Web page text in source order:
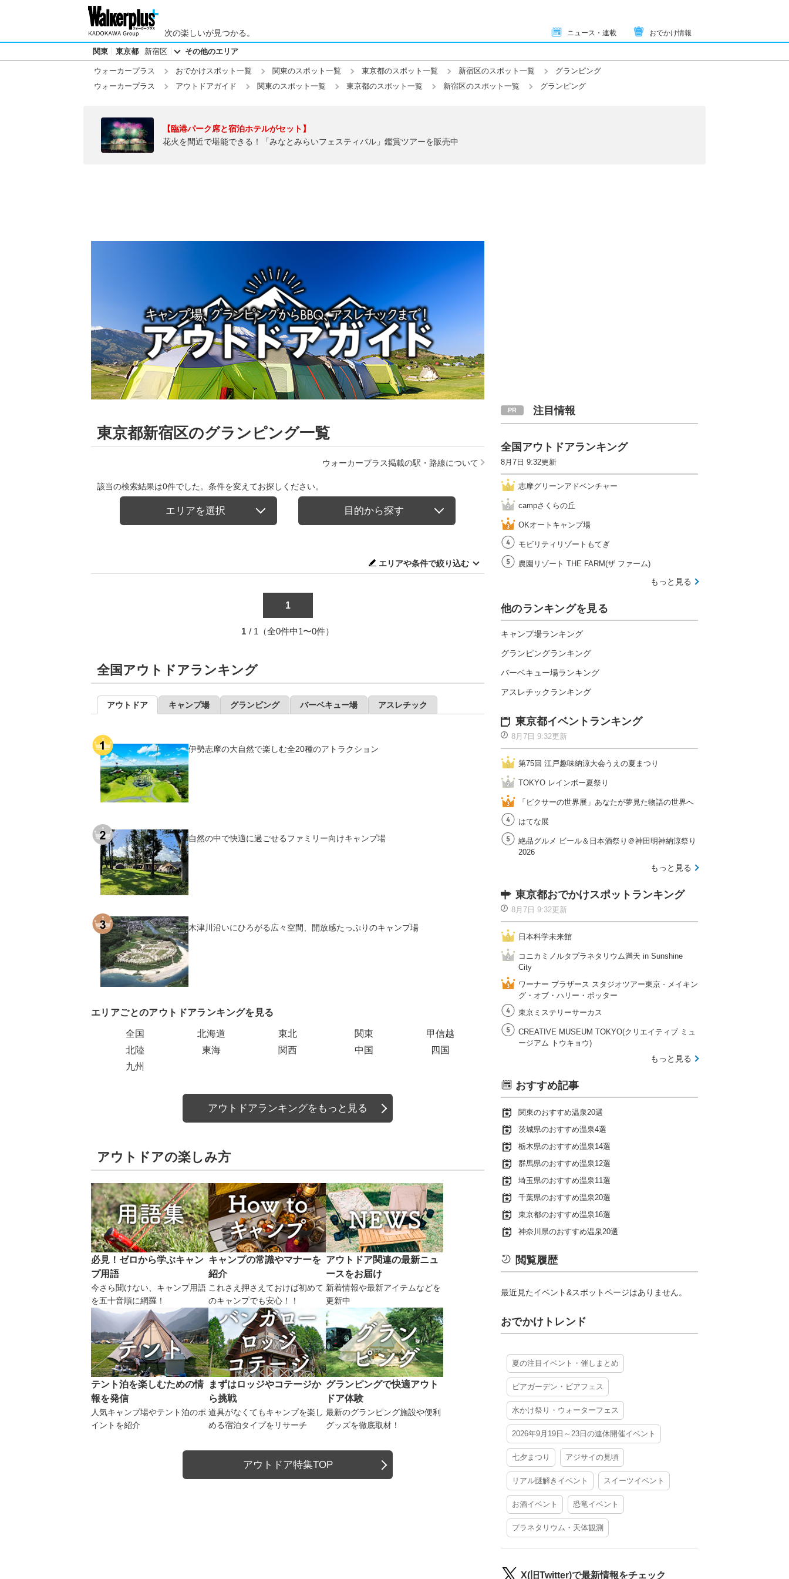
次の楽しいが見つかる。 ニュース・連載 おでかけ情報
関東 東京都 新宿区 その他のエリア
ウォーカープラス おでかけスポット一覧 関東のスポット一覧 東京都のスポット一覧 新宿区のスポット一覧
グランピング
ウォーカープラス
アウトドアガイド 関東のスポット一覧 東京都のスポット一覧 新宿区のスポット一覧 グランピング
【臨港パーク席と宿泊ホテルがセット】
花火を間近で堪能できる！「みなとみらいフェスティバル」鑑賞ツアーを販売中
東京都新宿区のグランピング一覧
ウォーカープラス掲載の駅・路線について
該当の検索結果は0件でした。条件を変えてお探しください。
エリアを選択 目的から探す
エリアや条件で絞り込む
1
1 / 1（全0件中1〜0件）
全国アウトドアランキング
アウトドア キャンプ場 グランピング バーベキュー場 アスレチック
伊勢志摩の大自然で楽しむ全20種のアトラクション
自然の中で快適に過ごせるファミリー向けキャンプ場
木津川沿いにひろがる広々空間、開放感たっぷりのキャンプ場
エリアごとのアウトドアランキングを見る
全国 北海道 東北 関東
甲信越
北陸
東海 関西 中国
四国
九州
アウトドアランキングをもっと見る
伊勢志摩の大自然で楽しむ全20種のアトラクション
自然の中で快適に過ごせるファミリー向けキャンプ場
エリアごとのキャンプ場ランキングを見る
全国 北海道 東北
キャンプ場ランキングをもっと見る
アウトドアの楽しみ方
必見！ゼロから学ぶキャン
プ用語
今さら聞けない、キャンプ用語
を五十音順に網羅！
キャンプの常識やマナーを
紹介
これさえ押さえておけば初めて
のキャンプでも安心！！
アウトドア関連の最新ニュ
ースをお届け
新着情報や最新アイテムなどを
更新中
テント泊を楽しむための情
報を発信
人気キャンプ場やテント泊のポ
イントを紹介
まずはロッジやコテージか
ら挑戦
道具がなくてもキャンプを楽し
める宿泊タイプをリサーチ
グランピングで快適アウト
ドア体験
最新のグランピング施設や便利
グッズを徹底取材！
アウトドア特集TOP
注目情報
全国アウトドアランキング
8月7日 9:32更新
志摩グリーンアドベンチャー
campさくらの丘
OKオートキャンプ場
モビリティリゾートもてぎ
農園リゾート THE FARM(ザ ファーム)
もっと見る
他のランキングを見る
キャンプ場ランキング
グランピングランキング
バーベキュー場ランキング
アスレチックランキング
東京都イベントランキング
8月7日 9:32更新
第75回 江戸趣味納涼大会うえの夏まつり
TOKYO レインボー夏祭り
「ピクサーの世界展」あなたが夢見た物語の世界へ
はてな展
絶品グルメ ビール＆日本酒祭り＠神田明神納涼祭り
2026
もっと見る
東京都おでかけスポットランキング
8月7日 9:32更新
日本科学未来館
コニカミノルタプラネタリウム満天 in Sunshine
City
ワーナー ブラザース スタジオツアー東京 ‐ メイキン
グ・オブ・ハリー・ポッター
東京ミステリーサーカス
CREATIVE MUSEUM TOKYO(クリエイティブ ミュ
ージアム トウキョウ)
もっと見る
おすすめ記事
関東のおすすめ温泉20選
茨城県のおすすめ温泉4選
栃木県のおすすめ温泉14選
群馬県のおすすめ温泉12選
埼玉県のおすすめ温泉11選
千葉県のおすすめ温泉20選
東京都のおすすめ温泉16選
神奈川県のおすすめ温泉20選
閲覧履歴
最近見たイベント&スポットページはありません。
おでかけトレンド
夏の注目イベント・催しまとめ
ビアガーデン・ビアフェス
水かけ祭り・ウォーターフェス
2026年9月19日～23日の連休開催イベント
七夕まつり アジサイの見頃
リアル謎解きイベント スイーツイベント
お酒イベント 恐竜イベント
プラネタリウム・天体観測
X(旧Twitter)で最新情報をチェック